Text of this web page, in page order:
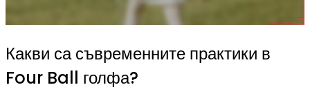
Какви са съвременните практики в
Four Ball голфа?